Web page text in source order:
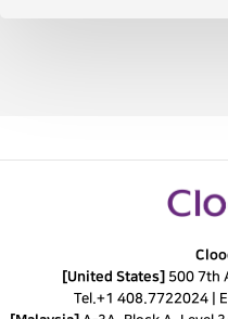
[United States] 500 7th
Tel.+1 408.7722024